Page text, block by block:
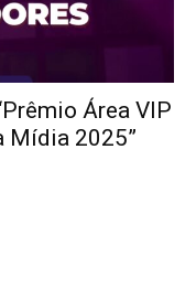
Área VIP
Mídia 2025”